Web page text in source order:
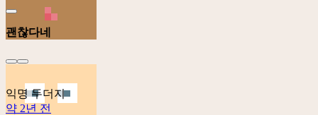
괜찮다네
익명 두더지
약 2년 전